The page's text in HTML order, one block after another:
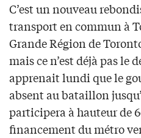
C’est un nouveau
transport en commun à
Grande Région de
mais ce n’est déjà pas le
apprenait lundi que le
absent au bataillon
participera à hauteur de
financement du métro